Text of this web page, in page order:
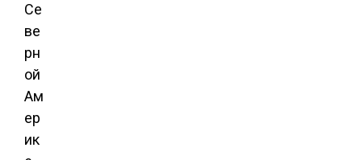
Се
ве
рн
ой
Ам
ер
ик